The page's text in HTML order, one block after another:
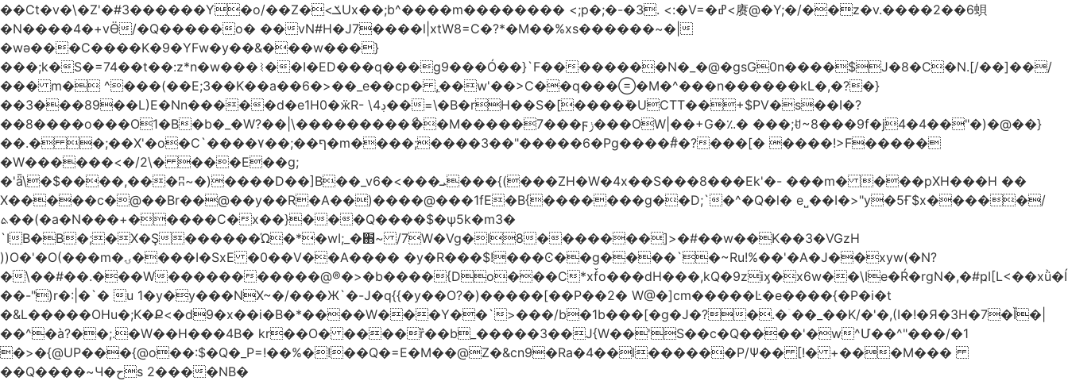
��Ct�v�\�Z'�#3������Y�o/��Z�<ݎUx��;b^����m�������� <;p�;�-�3. <:�V=�ߝ<赓@�Y;�/��z�v.����2��6蛽
�N����4�+vӪ/�Q�����o� ��vN#Н�J7����l|xtW8=C�?*�M��%xs������~�|
�wǝ���C����K�9�YFw�y��&���w���}
���;k�S�=74��t��:z*n�w���⌇��I�ED���q���g9���Ó��}`F��������N�_�@�gsG0n����$J�8�C�N.[/��]��/
��� m� ^���(��E;3��K��a��6�>��_e��cp� ,ֵ��w'��>C��q����M�^���n������kL�,�?�}
��3���89��L)E�Nn�����d�e1H0�ӝR- \4ڊ��=\�B�rH��S�[����ܽ�UCTT��+$PV�s��I�?
��8����o���O1�B�b�_�W?��|\���������ޯ��M�����7���ϝݫ���OW|��+G�؉� ���;ꀀ~8���9f�j4�4��"�)�@��}
��.� �;��X'�o�C`����۷��;��ף�m����;����3��"�����6�Pg����#ͨ�?���[� ����!>F�����
�W������<�/2\� ���E��g;
�'ǟ\�$����,���ʭ~�)����D��]B��_vܝ���>�6���{(���ZH�W�4x��S���8���Ek'�- ���m� ���pXH���H ��
X�����c�@��Br��@��y��R�A��)����@���1fE�B{�������g��D;`�^�Q�l� e˽��I�>"y�5Ғ$x�����/
ܬ��(�a�N���+�����C�x��}���Q����$�ψ5k�m3�
`IB�B�;�X�Ş������Ώ�*�wI;_�֋~ /7W�Vg�I8�������]>�#��w��K��3�VGzH
))O�'�O(���m�ۍ����I�SxE �0��V��A���� �y�R���$!���Ͼ��g����`�~Ru!%��'�A�J��xyw(�N?
�\��#��.���W�����������@®�>�b����{Do���C
��-")r�:|�`� u 1�y�y���NX~�/���Ж`�-J�q{{�y��O?�)�����[��P��2� W@�]cm�����Ŀ�e����{�P�i�t
�&L�����OHu�;K�Ք<�d9�x��i�B�*����W���Y��`>���/b�1b���[�g�J�?�.�ۤ��_��K/�'�,(I�!�Я�3H�7�Ǐ�|
��^�à?��;.�W��H���4Β� kr��O� ����ȑ��b_�����3��J{W��'S��c�Q����'�w^Մ��^"���/�1
�>�{@UP���{@o��:$�Q�_P=!��%�!��Q�=E�M��@Z�&cn9�Ra�4��l������P/Ψ�� [!� +���M���
��Q����~Ч�حs 2����NB�